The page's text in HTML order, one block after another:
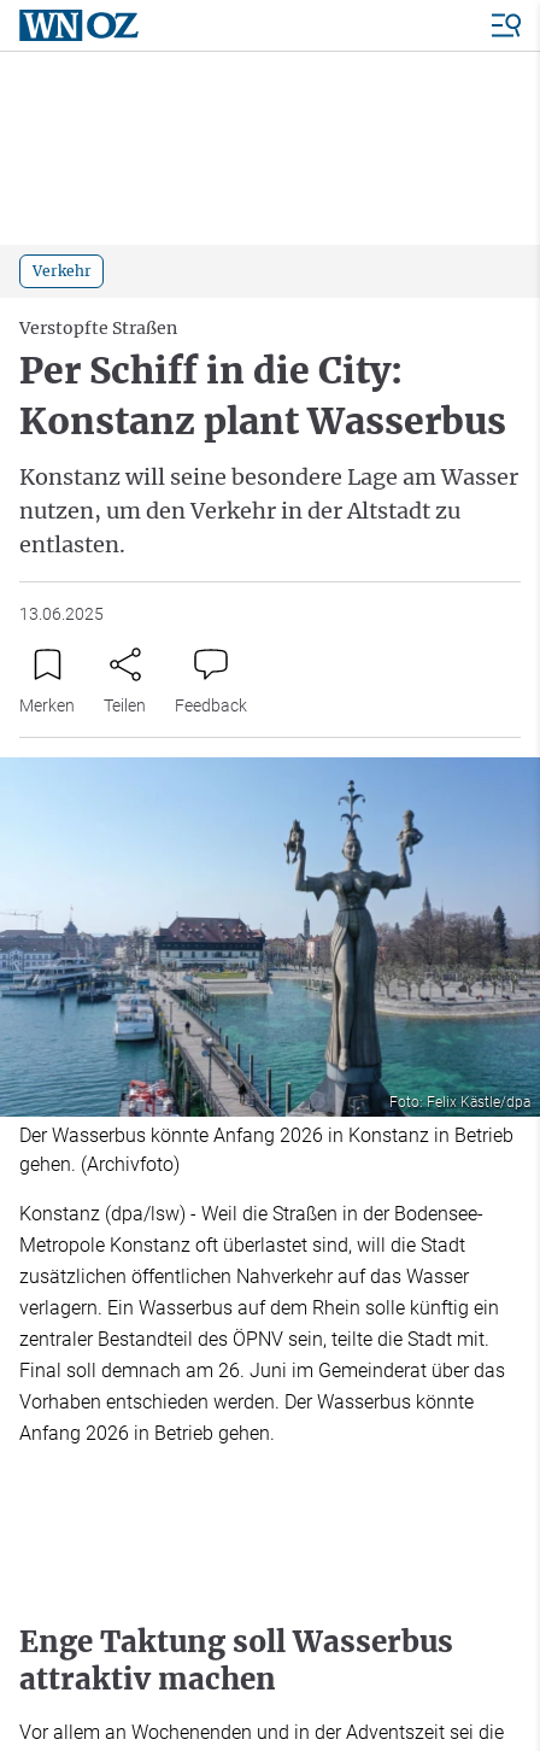
Verkehr
Verstopfte Straßen
Per Schiff in die City:
Konstanz plant Wasserbus
Konstanz will seine besondere Lage am Wasser
nutzen, um den Verkehr in der Altstadt zu
entlasten.
13.06.2025
Merken Teilen Feedback
Foto: Felix Kästle/dpa
Der Wasserbus könnte Anfang 2026 in Konstanz in Betrieb
gehen. (Archivfoto)
Konstanz (dpa/lsw) - Weil die Straßen in der Bodensee-
Metropole Konstanz oft überlastet sind, will die Stadt
zusätzlichen öffentlichen Nahverkehr auf das Wasser
verlagern. Ein Wasserbus auf dem Rhein solle künftig ein
zentraler Bestandteil des ÖPNV sein, teilte die Stadt mit.
Final soll demnach am 26. Juni im Gemeinderat über das
Vorhaben entschieden werden. Der Wasserbus könnte
Anfang 2026 in Betrieb gehen.
Enge Taktung soll Wasserbus
attraktiv machen
Vor allem an Wochenenden und in der Adventszeit sei die